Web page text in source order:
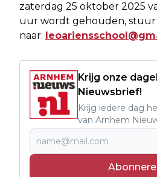
zaterdag 25 oktober 2025
uur wordt gehouden, stuur
naar:
Krijg onze
Nieuwsbrief!
Krijg iedere dag
van Arnhem